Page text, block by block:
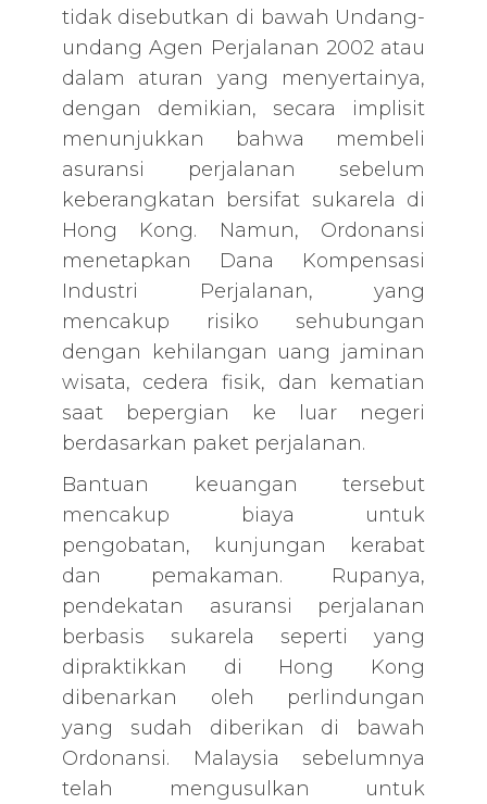
tidak disebutkan di bawah Undang-
undang Agen Perjalanan 2002 atau
dalam aturan yang menyertainya,
dengan demikian, secara implisit
menunjukkan bahwa membeli
asuransi perjalanan sebelum
keberangkatan bersifat sukarela di
Hong Kong. Namun, Ordonansi
menetapkan Dana Kompensasi
Industri Perjalanan, yang
mencakup risiko sehubungan
dengan kehilangan uang jaminan
wisata, cedera fisik, dan kematian
saat bepergian ke luar negeri
berdasarkan paket perjalanan.
Bantuan keuangan tersebut
mencakup biaya untuk
pengobatan, kunjungan kerabat
dan pemakaman. Rupanya,
pendekatan asuransi perjalanan
berbasis sukarela seperti yang
dipraktikkan di Hong Kong
dibenarkan oleh perlindungan
yang sudah diberikan di bawah
Ordonansi. Malaysia sebelumnya
telah mengusulkan untuk